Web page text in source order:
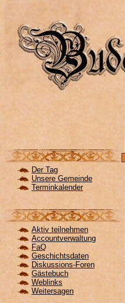
Der Tag
Unsere Gemeinde
Terminkalender
Aktiv teilnehmen
Accountverwaltung
FaQ
Geschichtsdaten
Diskussions-Foren
Gästebuch
Weblinks
Weitersagen